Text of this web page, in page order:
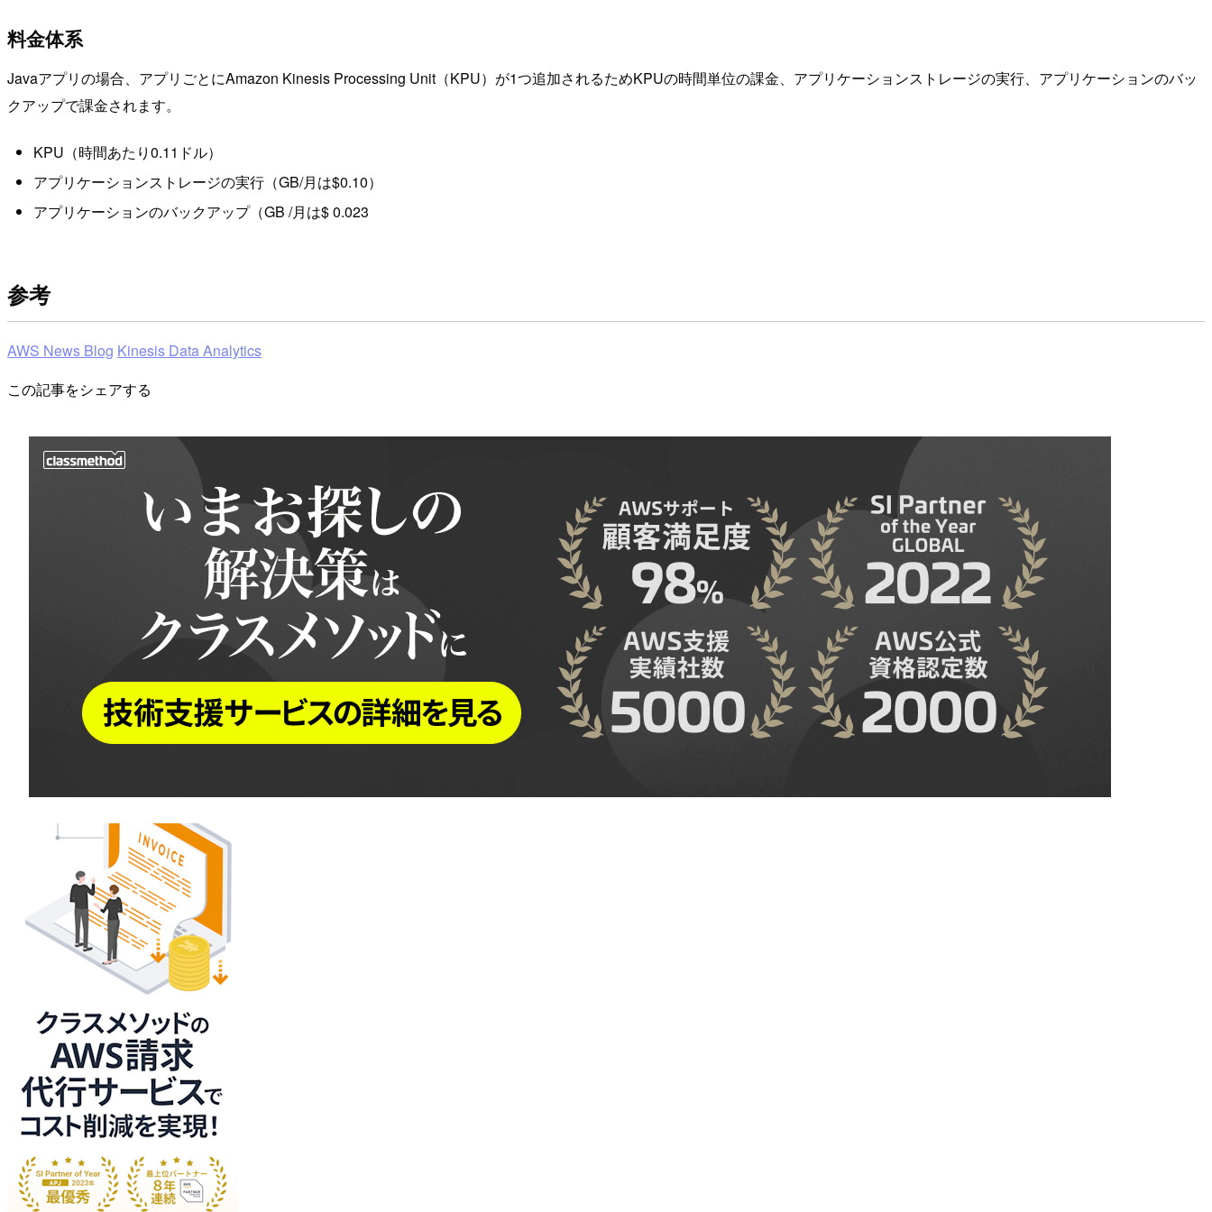
料金体系
Javaアプリの場合、アプリごとにAmazon Kinesis Processing Unit（KPU）が1つ追加されるためKPUの時間単位の課金、アプリケーションストレージの実行、アプリケーションのバッ
クアップで課金されます。
KPU（時間あたり0.11ドル）
アプリケーションストレージの実行（GB/月は$0.10）
アプリケーションのバックアップ（GB /月は$ 0.023
参考
AWS News Blog Kinesis Data Analytics
この記事をシェアする